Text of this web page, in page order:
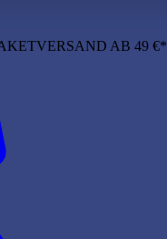
AB 49 €*